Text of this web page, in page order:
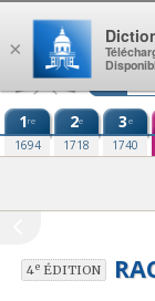
Aller au contenu
1re
1694
2e
1718
3e
1740
4eÉDITION
×